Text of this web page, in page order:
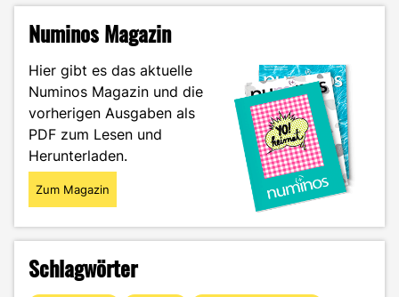
Plattform
Amazon"
Numinos Magazin
Hier gibt es das aktuelle
Numinos Magazin und die
vorherigen Ausgaben als
PDF zum Lesen und
Herunterladen.
Zum Magazin
Schlagwörter